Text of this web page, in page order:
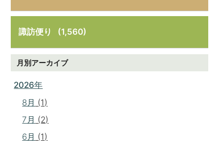
諏訪便り (1,560)
月別アーカイブ
2026年
8月 (1)
7月 (2)
6月 (1)